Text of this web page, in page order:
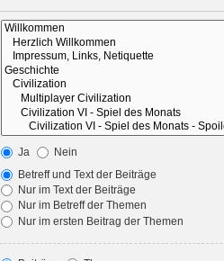
Ja
Nein
Betreff und Text der Beiträge
Nur im Text der Beiträge
Nur im Betreff der Themen
Nur im ersten Beitrag der Themen